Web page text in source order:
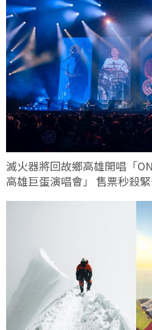
滅火器將回故鄉高雄開唱「
高雄巨蛋演唱會」 售票秒殺